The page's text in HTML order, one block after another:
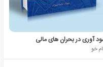
آوری در بحران های مالی
خو